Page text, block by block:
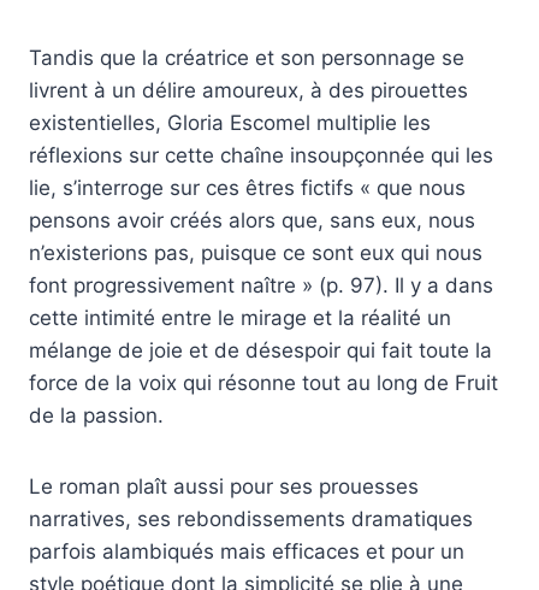
Tandis que la créatrice et son personnage se
livrent à un délire amoureux, à des pirouettes
existentielles, Gloria Escomel multiplie les
réflexions sur cette chaîne insoupçonnée qui les
lie, s’interroge sur ces êtres fictifs « que nous
pensons avoir créés alors que, sans eux, nous
n’existerions pas, puisque ce sont eux qui nous
font progressivement naître » (p. 97). Il y a dans
cette intimité entre le mirage et la réalité un
mélange de joie et de désespoir qui fait toute la
force de la voix qui résonne tout au long de Fruit
de la passion.
Le roman plaît aussi pour ses prouesses
narratives, ses rebondissements dramatiques
parfois alambiqués mais efficaces et pour un
style poétique dont la simplicité se plie à une